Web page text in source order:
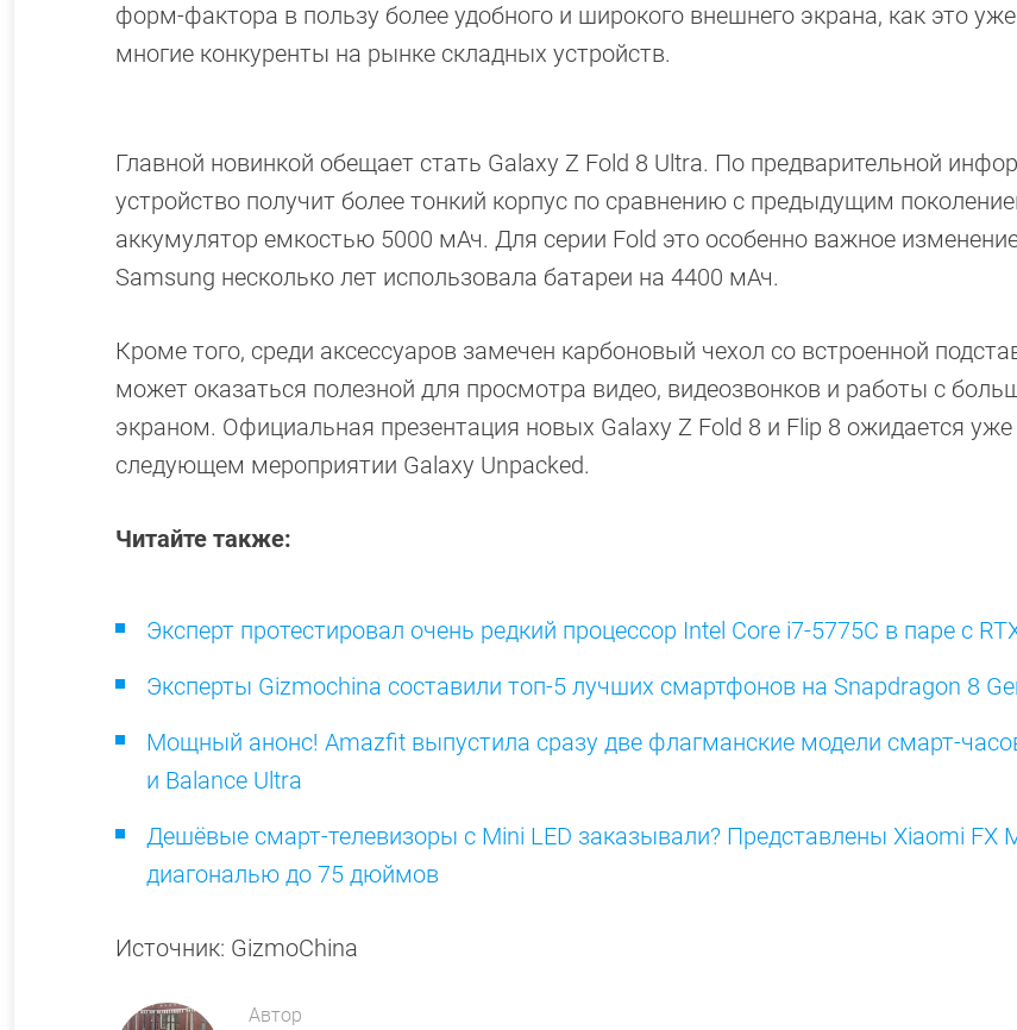
форм-фактора в пользу более удобного и широкого внешнего экрана, как это
многие конкуренты на рынке складных устройств.
Главной новинкой обещает стать Galaxy Z Fold 8 Ultra. По предварительной
устройство получит более тонкий корпус по сравнению с предыдущим
аккумулятор емкостью 5000 мАч. Для серии Fold это особенно важное
Samsung несколько лет использовала батареи на 4400 мАч.
Кроме того, среди аксессуаров замечен карбоновый чехол со встроенной
может оказаться полезной для просмотра видео, видеозвонков и работы с
экраном. Официальная презентация новых Galaxy Z Fold 8 и Flip 8 ожидается
следующем мероприятии Galaxy Unpacked.
Читайте также:
Эксперт протестировал очень редкий процессор Intel Core i7-5775C в паре с
Эксперты Gizmochina составили топ-5 лучших смартфонов на Snapdragon 8
Мощный анонс! Amazfit выпустила сразу две флагманские модели смарт-
и Balance Ultra
Дешёвые смарт-телевизоры с Mini LED заказывали? Представлены Xiaomi FX
диагональю до 75 дюймов
Источник: GizmoChina
Автор